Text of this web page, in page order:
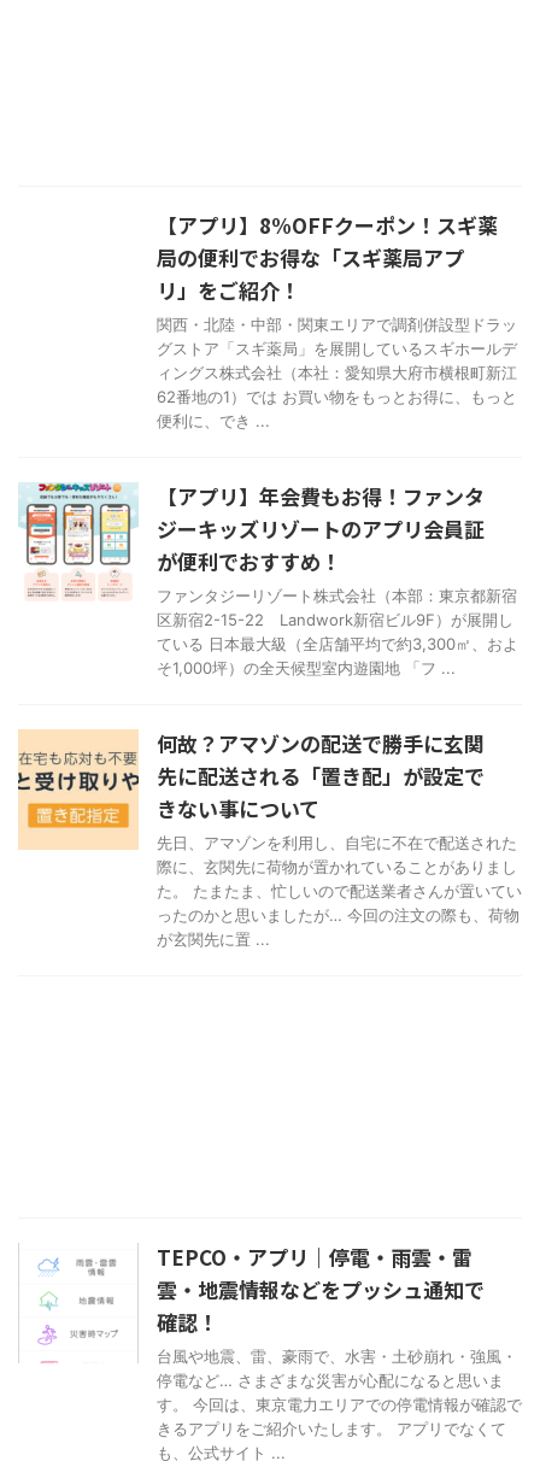
【アプリ】8%OFFクーポン！スギ薬
局の便利でお得な「スギ薬局アプ
リ」をご紹介！
関西・北陸・中部・関東エリアで調剤併設型ドラッ
グストア「スギ薬局」を展開しているスギホールデ
ィングス株式会社（本社：愛知県大府市横根町新江
62番地の1）では お買い物をもっとお得に、もっと
便利に、でき ...
【アプリ】年会費もお得！ファンタ
ジーキッズリゾートのアプリ会員証
が便利でおすすめ！
ファンタジーリゾート株式会社（本部：東京都新宿
区新宿2-15-22 Landwork新宿ビル9F）が展開し
ている 日本最大級（全店舗平均で約3,300㎡、およ
そ1,000坪）の全天候型室内遊園地 「フ ...
何故？アマゾンの配送で勝手に玄関
先に配送される「置き配」が設定で
きない事について
先日、アマゾンを利用し、自宅に不在で配送された
際に、玄関先に荷物が置かれていることがありまし
た。 たまたま、忙しいので配送業者さんが置いてい
ったのかと思いましたが… 今回の注文の際も、荷物
が玄関先に置 ...
TEPCO・アプリ｜停電・雨雲・雷
雲・地震情報などをプッシュ通知で
確認！
台風や地震、雷、豪雨で、水害・土砂崩れ・強風・
停電など… さまざまな災害が心配になると思いま
す。 今回は、東京電力エリアでの停電情報が確認で
きるアプリをご紹介いたします。 アプリでなくて
も、公式サイト ...